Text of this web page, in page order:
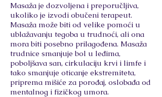
Masaža je dozvoljena i preporučljiva,
ukoliko je izvodi obučeni terapeut.
Masaža može biti od velike pomoći u
ublažavanju tegoba u trudnoći, ali ona
mora biti posebno prilagođena. Masaža
trudnice smanjuje bol u leđima,
poboljšava san, cirkulaciju krvi i limfe i
tako smanjuje oticanje ekstremiteta,
priprema mišiće za porođaj, oslobađa od
mentalnog i fizičkog umora.